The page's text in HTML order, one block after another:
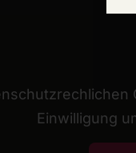
Einwilligung